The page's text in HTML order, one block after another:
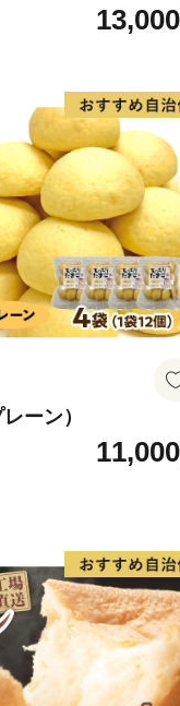
常食 防災グッズ
13,000
ーン）
11,000